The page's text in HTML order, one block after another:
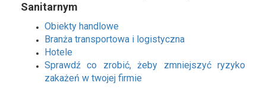
Sanitarnym
Obiekty handlowe
Branża transportowa i logistyczna
Hotele
Sprawdź co zrobić, żeby zmniejszyć ryzyko
zakażeń w twojej firmie